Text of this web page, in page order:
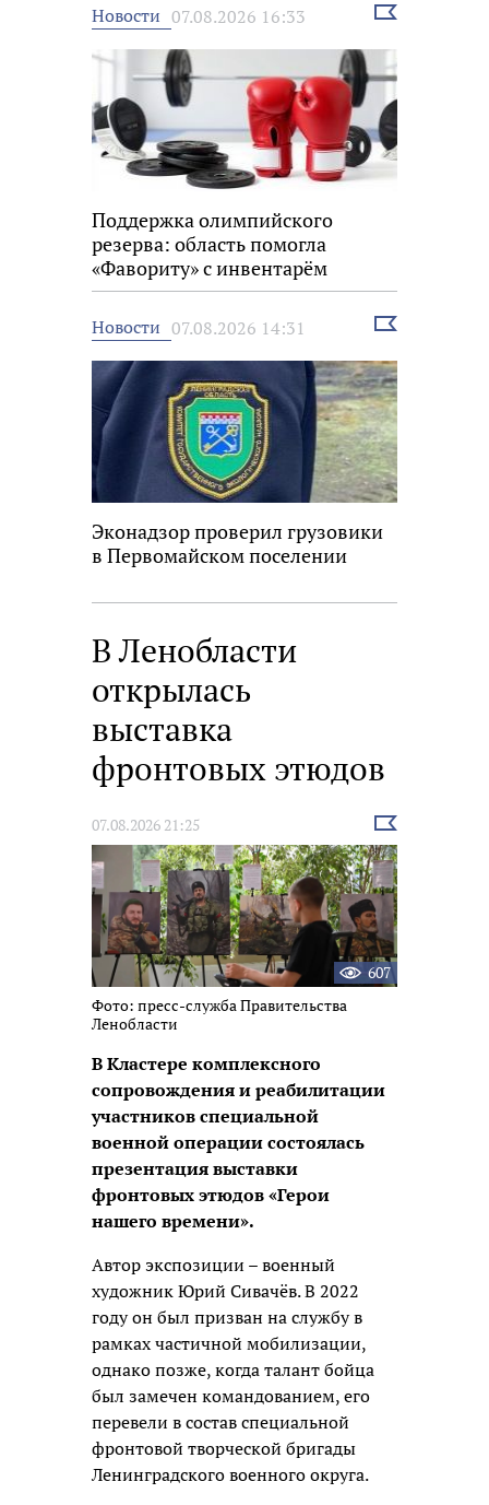
Новости 07.08.2026 16:33
Выбрать
Поддержка олимпийского
резерва: область помогла
«Фавориту» с инвентарём
Новости 07.08.2026 14:31
Выбрать
Эконадзор проверил грузовики
в Первомайском поселении
В Ленобласти
открылась
выставка
фронтовых этюдов
07.08.2026 21:25
Выбрать
новость
607
Фото: пресс-служба Правительства
Ленобласти
В Кластере комплексного
сопровождения и реабилитации
участников специальной
военной операции состоялась
презентация выставки
фронтовых этюдов «Герои
нашего времени».
Автор экспозиции – военный
художник Юрий Сивачёв. В 2022
году он был призван на службу в
рамках частичной мобилизации,
однако позже, когда талант бойца
был замечен командованием, его
перевели в состав специальной
фронтовой творческой бригады
Ленинградского военного округа.